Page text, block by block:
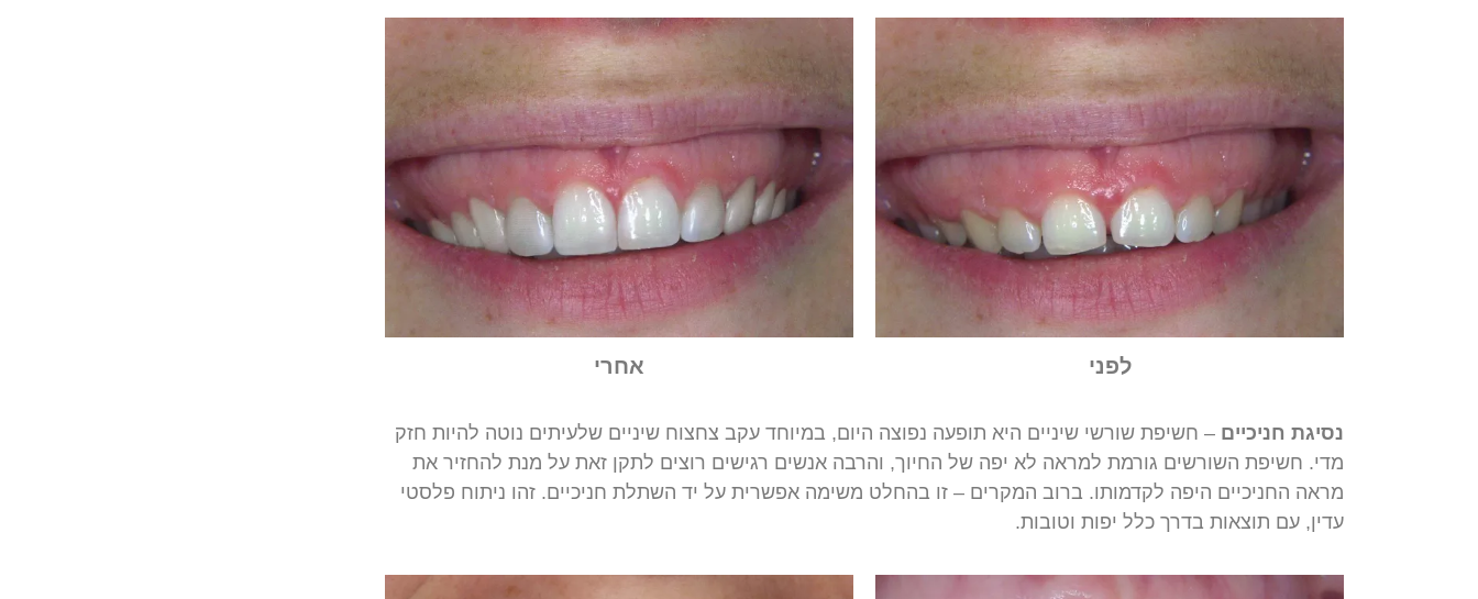
לפני אחרי
נסיגת חניכיים – חשיפת שורשי שיניים היא תופעה נפוצה היום, במיוחד עקב צחצוח שיניים שלעיתים נוטה להיות חזק
מדי. חשיפת השורשים גורמת למראה לא יפה של החיוך, והרבה אנשים רגישים רוצים לתקן זאת על מנת להחזיר את
מראה החניכיים היפה לקדמותו. ברוב המקרים – זו בהחלט משימה אפשרית על יד השתלת חניכיים. זהו ניתוח פלסטי
עדין, עם תוצאות בדרך כלל יפות וטובות.